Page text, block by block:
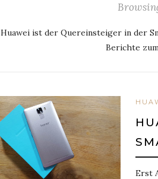
Huawei ist der Quereinsteiger in der
Berichte
Erst